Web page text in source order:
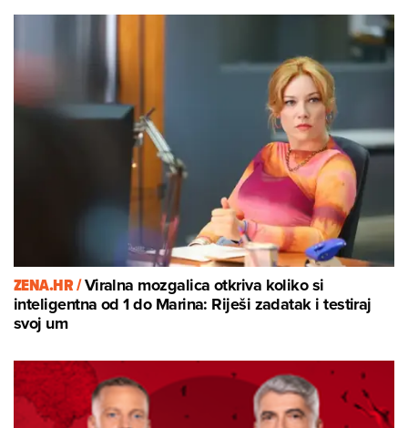
ZENA.HR /Viralna mozgalica otkriva koliko si
inteligentna od 1 do Marina: Riješi zadatak i testiraj
svoj um